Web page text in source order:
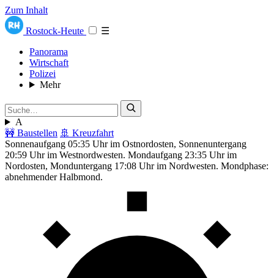
Zum Inhalt
Rostock-Heute
☰
Panorama
Wirtschaft
Polizei
Mehr
A
🚧 Baustellen 🚢 Kreuzfahrt
Sonnenaufgang 05:35 Uhr im Ostnordosten, Sonnenuntergang
20:59 Uhr im Westnordwesten. Mondaufgang 23:35 Uhr im
Nordosten, Monduntergang 17:08 Uhr im Nordwesten. Mondphase:
abnehmender Halbmond.